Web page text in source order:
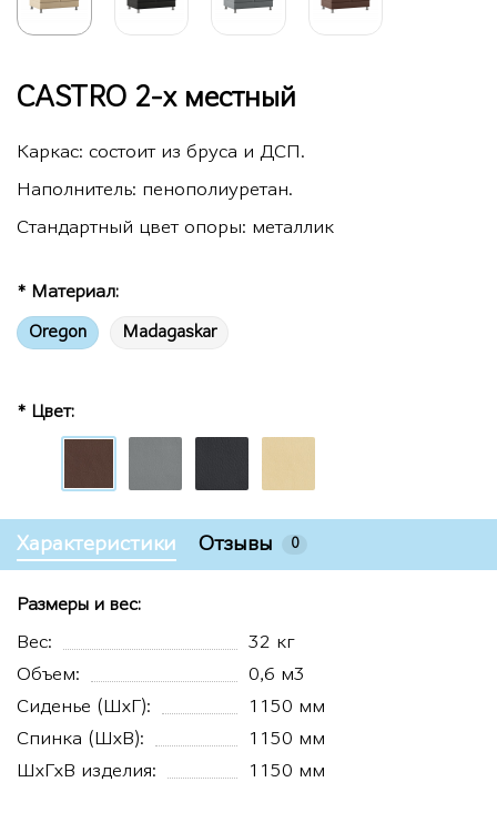
CASTRO 2-х местный
Каркас: состоит из бруса и ДСП.
Наполнитель: пенополиуретан.
Стандартный цвет опоры: металлик
* Материал:
Oregon Madagaskar
* Цвет:
Характеристики Отзывы 0
Размеры и вес:
Вес:
32 кг
Объем:
0,6 м3
Сиденье (ШхГ):
1150 мм
Спинка (ШхВ):
1150 мм
ШхГхВ изделия:
1150 мм